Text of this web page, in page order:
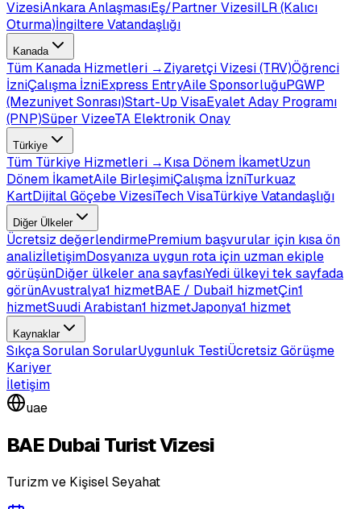
VizesiAnkara AnlaşmasıEş/Partner VizesiILR (Kalıcı
Oturma)İngiltere Vatandaşlığı
Kanada
Tüm Kanada Hizmetleri →Ziyaretçi Vizesi (TRV)Öğrenci
İzniÇalışma İzniExpress EntryAile SponsorluğuPGWP
(Mezuniyet Sonrası)Start-Up VisaEyalet Aday Programı
(PNP)Süper VizeeTA Elektronik Onay
Türkiye
Tüm Türkiye Hizmetleri →Kısa Dönem İkametUzun
Dönem İkametAile BirleşimiÇalışma İzniTurkuaz
KartDijital Göçebe VizesiTech VisaTürkiye Vatandaşlığı
Diğer Ülkeler
Ücretsiz değerlendirmePremium başvurular için kısa ön
analizİletişimDosyanıza uygun rota için uzman ekiple
görüşünDiğer ülkeler ana sayfasıYedi ülkeyi tek sayfada
görünAvustralya1 hizmetBAE / Dubai1 hizmetÇin1
hizmetSuudi Arabistan1 hizmetJaponya1 hizmet
Kaynaklar
Sıkça Sorulan SorularUygunluk TestiÜcretsiz Görüşme
Kariyer
İletişim
uae
BAE Dubai Turist Vizesi
Turizm ve Kişisel Seyahat